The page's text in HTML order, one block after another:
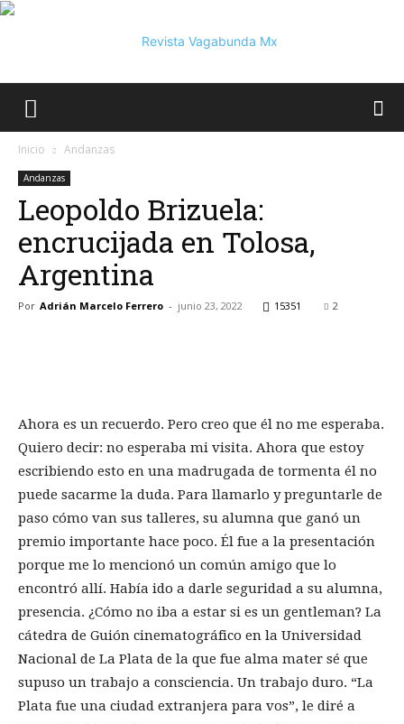
Mx
Inicio Andanzas
Andanzas
Leopoldo Brizuela:
encrucijada en Tolosa,
Argentina
Por Adrián Marcelo Ferrero - junio 23, 2022 15351 2
Ahora es un recuerdo. Pero creo que él no me esperaba.
Quiero decir: no esperaba mi visita. Ahora que estoy
escribiendo esto en una madrugada de tormenta él no
puede sacarme la duda. Para llamarlo y preguntarle de
paso cómo van sus talleres, su alumna que ganó un
premio importante hace poco. Él fue a la presentación
porque me lo mencionó un común amigo que lo
encontró allí. Había ido a darle seguridad a su alumna,
presencia. ¿Cómo no iba a estar si es un gentleman? La
cátedra de Guión cinematográfico en la Universidad
Nacional de La Plata de la que fue alma mater sé que
supuso un trabajo a consciencia. Un trabajo duro. “La
Plata fue una ciudad extranjera para vos”, le diré a